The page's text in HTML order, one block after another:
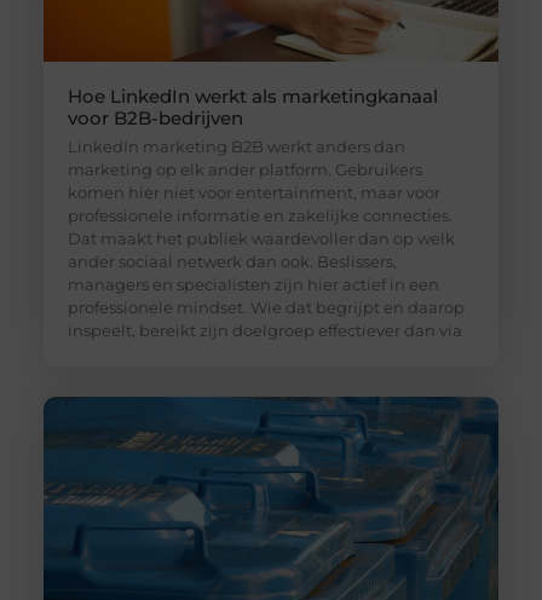
Hoe LinkedIn werkt als marketingkanaal
voor B2B-bedrijven
LinkedIn marketing B2B werkt anders dan
marketing op elk ander platform. Gebruikers
komen hier niet voor entertainment, maar voor
professionele informatie en zakelijke connecties.
Dat maakt het publiek waardevoller dan op welk
ander sociaal netwerk dan ook. Beslissers,
managers en specialisten zijn hier actief in een
professionele mindset. Wie dat begrijpt en daarop
inspeelt, bereikt zijn doelgroep effectiever dan via